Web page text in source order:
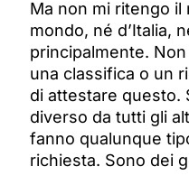
Ma non mi ritengo
mondo, né d’Italia,
principalmente.
una classifica o un
di attestare questo.
diverso da tutti gli
fanno qualunque
richiesta. Sono dei